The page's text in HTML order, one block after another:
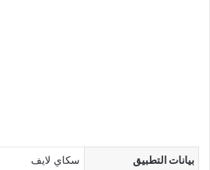
بيانات التطبيق سكاي لايف